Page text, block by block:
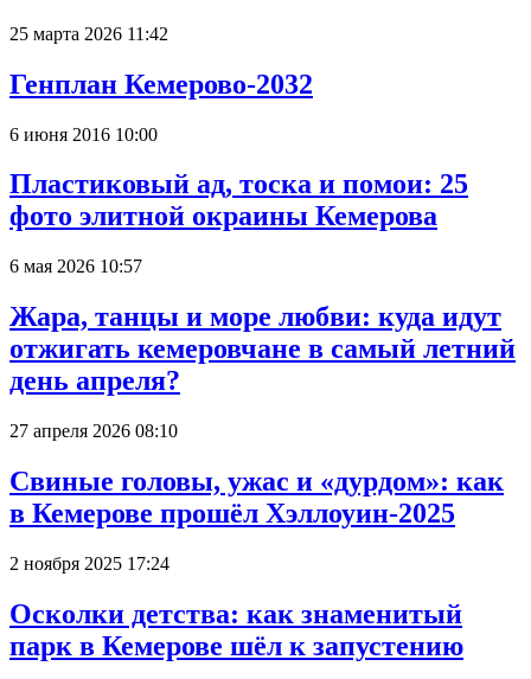
25 марта 2026 11:42
Генплан Кемерово-2032
6 июня 2016 10:00
Пластиковый ад, тоска и помои: 25
фото элитной окраины Кемерова
6 мая 2026 10:57
Жара, танцы и море любви: куда идут
отжигать кемеровчане в самый летний
день апреля?
27 апреля 2026 08:10
Свиные головы, ужас и «дурдом»: как
в Кемерове прошёл Хэллоуин-2025
2 ноября 2025 17:24
Осколки детства: как знаменитый
парк в Кемерове шёл к запустению